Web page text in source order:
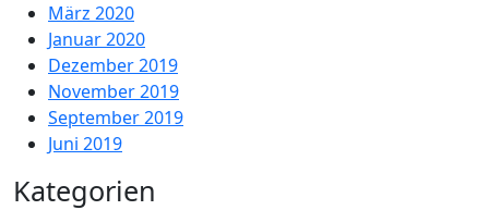
März 2020
Januar 2020
Dezember 2019
November 2019
September 2019
Juni 2019
Kategorien